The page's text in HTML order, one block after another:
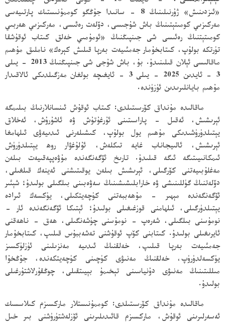
«ئىزدىنىش» ژۇرنىلىنىڭ 8 - سانىدا جۇڭگو كوممۇنىستىك پارتىيەسى
مەركىزىي كومىتېتىنىڭ باش شۇجىسى، دۆلەت رەئىسى، مەركىزىي ھەربىي
كومىتېتنىڭ رەئىسى شى جىنپىڭنىڭ «ئومۇمىي خەلق كىتاب ئوقۇشقا
تۈرتكە بولۇپ، كىتابخۇمار جەمئىيەت بەرپا قىلىش كېرەك» ناملىق مۇھىم
ماقالىسى ئېلان قىلىنىدۇ. بۇ، باش شۇجى شى جىنپىڭنىڭ 2013 - يىلى
3 - ئايدىن 2025 - يىلى 3 - ئايغىچە بولغان مەزگىلدىكى ئالاقىدار
مۇھىم بايانلىرىدىن ئۈزۈندە.
ماقالىدە مۇنداق كۆرسىتىلدى: كىتاب ئوقۇش ئىنسانلارنىڭ بىلىمگە
ئېرىشىش، ئەقىل - پاراسىتىنى ئۇرغۇتۇش ۋە ئاشۇرۇش، ئەخلاق
يېتىلدۈرۈشىدىكى مۇھىم يول بولۇپ، كىشىلەرنى ئىدىيەۋى ئىلھامغا
ئېرىشىش، ئالىيجاناب غايە تىكلەش، ئۇلۇغۋار روھ يېتىلدۈرۈش
ئىمكانىيىتىگە ئىگە قىلىدۇ. تارىخ ئۆگەنگەندە مۇۋەپپەقىيەت بىلەن
مەغلۇبىيەتنى كۆرگىلى، ئېرىشىش بىلەن يوقىتىشنى ئەينەك قىلغىلى،
دۆلەتنىڭ گۈللىنىشى ۋە خارابلىشىشىنىڭ سەۋەبىنى بىلگىلى بولىدۇ؛ شېئىر
ئۆگەنگەندە مېھىر - مۇھەببەتنى كۈچەيتكىلى، يۈكسەك ئىرادە
يېتىلدۈرگىلى، ئىلھامنى قوزغىغىلى بولىدۇ؛ ئېتىكا ئۆگەنگەندە ئار -
نومۇسنى بىلگىلى، شەرەپ - نومۇسنى چۈشەنگىلى، ھەق - ناھەقنى
ئايرىغىلى بولىدۇ. كىتابنى كۆپ ئوقۇشنى تەشەببۇس قىلىپ، كىتابخۇمار
جەمئىيەت بەرپا قىلىپ، خەلقنىڭ ئىدىيە مەنزىلىنى ئۈزلۈكسىز
يۈكسەلدۈرۈپ، خەلقنىڭ مەنىۋى كۈچىنى كۈچەيتكەندە، جۇڭخۇا
مىللىتىنىڭ مەنىۋى دۇنياسىنى تېخىمۇ بېيىتقىلى، چوڭقۇرلاشتۇرغىلى
بولىدۇ.
ماقالىدە مۇنداق كۆرسىتىلدى: كوممۇنىستلار ماركسىزم كىلاسسىك
ئەسەرلىرىنى ئوقۇش، ماركسىزم قائىدىلىرىنى ئۆزلەشتۈرۈشنى بىر خىل